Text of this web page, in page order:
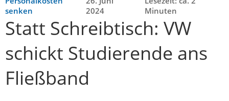
senken
2024
Minuten
Statt Schreibtisch: VW
schickt Studierende ans
Fließband